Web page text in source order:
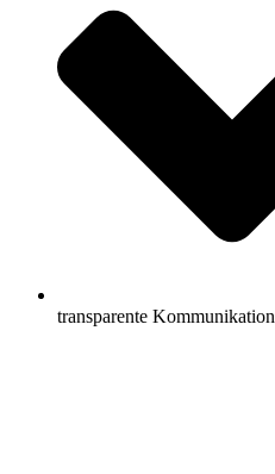
transparente Kommunikation